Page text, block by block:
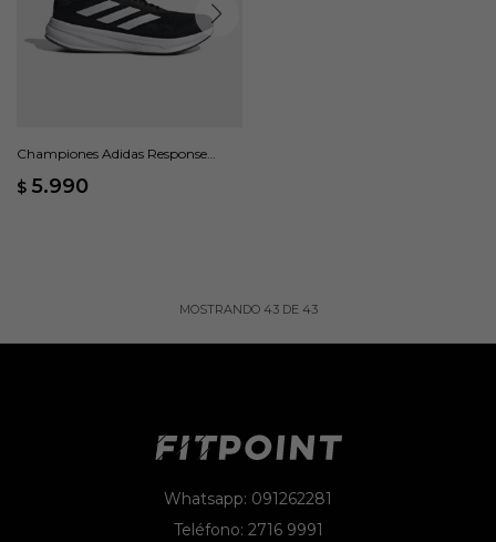
Championes Adidas Response
$ 5.990
MOSTRANDO 43DE 43
Whatsapp: 091262281
Teléfono: 2716 9991